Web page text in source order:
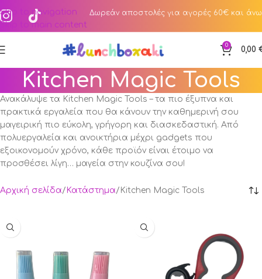
Skip to navigation
Skip to main content
Δωρεάν αποστολές για αγορές 60€ και άνω
0 0,00
Kitchen Magic Tools
Ανακάλυψε τα Kitchen Magic Tools – τα πιο έξυπνα και
πρακτικά εργαλεία που θα κάνουν την καθημερινή σου
μαγειρική πιο εύκολη, γρήγορη και διασκεδαστική. Από
πολυεργαλεία και ανοικτήρια μέχρι gadgets που
εξοικονομούν χρόνο, κάθε προϊόν είναι έτοιμο να
προσθέσει λίγη… μαγεία στην κουζίνα σου!
Αρχική σελίδα Κατάστημα Kitchen Magic Tools